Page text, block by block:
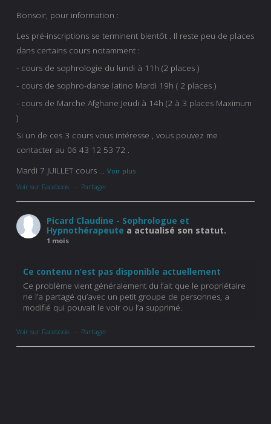
Bonsoir, pour information :
Les pré-inscriptions se terminent bientôt . Il reste peu de places
dans certains cours notamment :
- cours de sophrologie du lundi à 11h (2 places )
- cours de sophro-danse latino Mardi 19h ( 2 places )
- cours de Marche Afghane Jeudi à 14h (2 à 3 places Maximum
)
Si un de ces 3 cours vous intéresse , vous pouvez me
contacter au 06 43 12 53 72 .
Mardi 7 JUILLET cours ... Voir plus
Voir sur Facebook
· Partager
Picard Claudine - Sophrologue et
Hypnothérapeute a actualisé son statut.
1 mois
Ce contenu n’est pas disponible actuellement
Ce problème vient généralement du fait que le propriétaire
ne l’a partagé qu’avec un petit groupe de personnes, a
modifié qui pouvait le voir ou l’a supprimé.
Voir sur Facebook · Partager